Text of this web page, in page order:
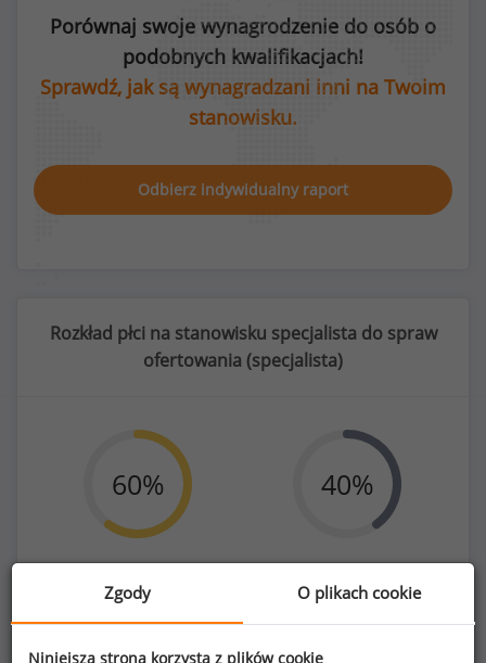
Porównaj swoje wynagrodzenie do osób o
podobnych kwalifikacjach!
Sprawdź, jak są wynagradzani inni na Twoim
stanowisku.
Odbierz indywidualny raport
Rozkład płci na stanowisku specjalista do spraw
ofertowania (specjalista)
60%
Kobiety
143
40%
Mężczyźni
Zgody O plikach cookie
Niniejsza strona korzysta z plików cookie